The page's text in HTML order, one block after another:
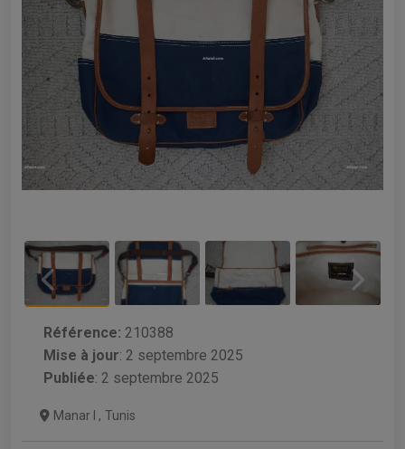
Référence: 210388
Mise à jour: 2 septembre 2025
Publiée: 2 septembre 2025
Manar I , Tunis